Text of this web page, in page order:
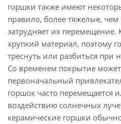
горшки также имеют
правило, более тяжелые,
затрудняет их
хрупкий материал, поэтому
треснуть или разбиться при
Со временем покрытие может
первоначальный
горшок часто перемещается
воздействию солнечных
керамические горшки